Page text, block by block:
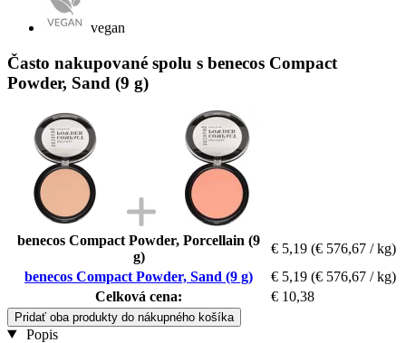
vegan
Často nakupované spolu s benecos Compact
Powder, Sand (9 g)
benecos Compact Powder, Porcellain (9
g)
€ 5,19 (€ 576,67 / kg)
benecos Compact Powder, Sand (9 g)
€ 5,19 (€ 576,67 / kg)
Celková cena:
€ 10,38
Pridať oba produkty do nákupného košíka
Popis